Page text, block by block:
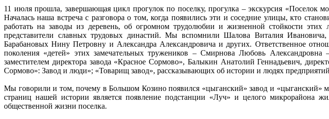
11 июля прошла, завершающая цикл прогулок по поселку, прогулка – экскурсия
Началась наша встреча с разговора о том, когда появились эти и соседние улицы, кто
работать на заводы из деревень, об огромном трудолюбии и жизненной стойкости
представители славных трудовых династий. Мы вспомнили Шалова Виталия
Барабановых Нину Петровну и Александра Александровича и других. Ответственное
поколения «детей» этих замечательных тружеников – Смирнова Любовь
заместителем директора завода «Красное Сормово», Балыкин Анатолий Геннадьевич,
Сормово»: Завод и люди»; «Товарищ завод», рассказывающих об истории и людях
Мы говорили и том, почему в Большом Козино появился «цыганский» завод и «цыганский»
страниц нашей истории является появление подстанции «Луч» и целого микрорайона
общественной жизни поселка.